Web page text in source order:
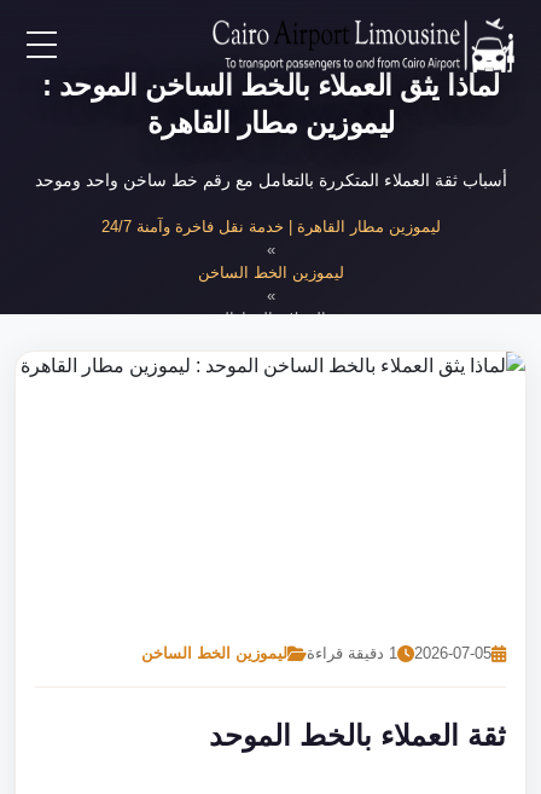
EN
خدمات المطار
نحن
لماذا يثق العملاء بالخط الساخن الموحد :
ليموزين مطار القاهرة
أسباب ثقة العملاء المتكررة بالتعامل مع رقم خط ساخن واحد وموحد
ليموزين مطار القاهرة | خدمة نقل فاخرة وآمنة 24/7
ليموزين الخط الساخن
ثقة العملاء بالخط الموحد
2026-07-05 1 دقيقة قراءة ليموزين الخط الساخن
ثقة العملاء بالخط الموحد